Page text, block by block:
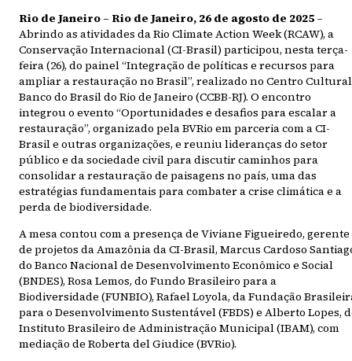
Rio de Janeiro – Rio de Janeiro, 26 de agosto de 2025 –
Abrindo as atividades da Rio Climate Action Week (RCAW), a
Conservação Internacional (CI-Brasil) participou, nesta terça-
feira (26), do painel “Integração de políticas e recursos para
ampliar a restauração no Brasil”, realizado no Centro Cultural
Banco do Brasil do Rio de Janeiro (CCBB-RJ). O encontro
integrou o evento “Oportunidades e desafios para escalar a
restauração”, organizado pela BVRio em parceria com a CI-
Brasil e outras organizações, e reuniu lideranças do setor
público e da sociedade civil para discutir caminhos para
consolidar a restauração de paisagens no país, uma das
estratégias fundamentais para combater a crise climática e a
perda de biodiversidade.
A mesa contou com a presença de Viviane Figueiredo, gerente
de projetos da Amazônia da CI-Brasil, Marcus Cardoso
do Banco Nacional de Desenvolvimento Econômico e Social
(BNDES), Rosa Lemos, do Fundo Brasileiro para a
Biodiversidade (FUNBIO), Rafael Loyola, da Fundação
para o Desenvolvimento Sustentável (FBDS) e Alberto Lopes,
Instituto Brasileiro de Administração Municipal (IBAM), com
mediação de Roberta del Giudice (BVRio).